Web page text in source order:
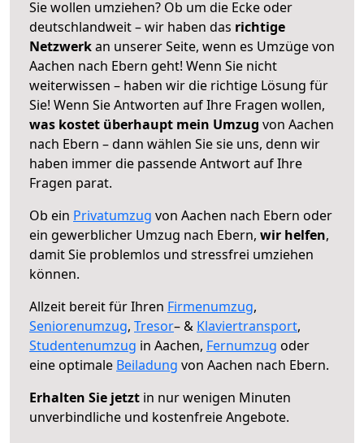
Sie wollen umziehen? Ob um die Ecke oder
deutschlandweit – wir haben das richtige
Netzwerkan unserer Seite, wenn es Umzüge von
Aachen nach Ebern geht! Wenn Sie nicht
weiterwissen – haben wir die richtige Lösung für
Sie! Wenn Sie Antworten auf Ihre Fragen wollen,
was kostet überhaupt mein Umzug von Aachen
nach Ebern – dann wählen Sie sie uns, denn wir
haben immer die passende Antwort auf Ihre
Fragen parat.
Ob ein Privatumzug von Aachen nach Ebern oder
ein gewerblicher Umzug nach Ebern, wir helfen,
damit Sie problemlos und stressfrei umziehen
können.
Allzeit bereit für Ihren Firmenumzug,
Seniorenumzug, Tresor– & Klaviertransport,
Studentenumzug in Aachen, Fernumzug oder
eine optimale Beiladung von Aachen nach Ebern.
Erhalten Sie jetzt in nur wenigen Minuten
unverbindliche und kostenfreie Angebote.